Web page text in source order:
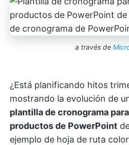
a través de
¿Está planificando hitos
mostrando la evolución de
plantilla de cronograma
productos de PowerPoint
ejemplo de hoja de ruta